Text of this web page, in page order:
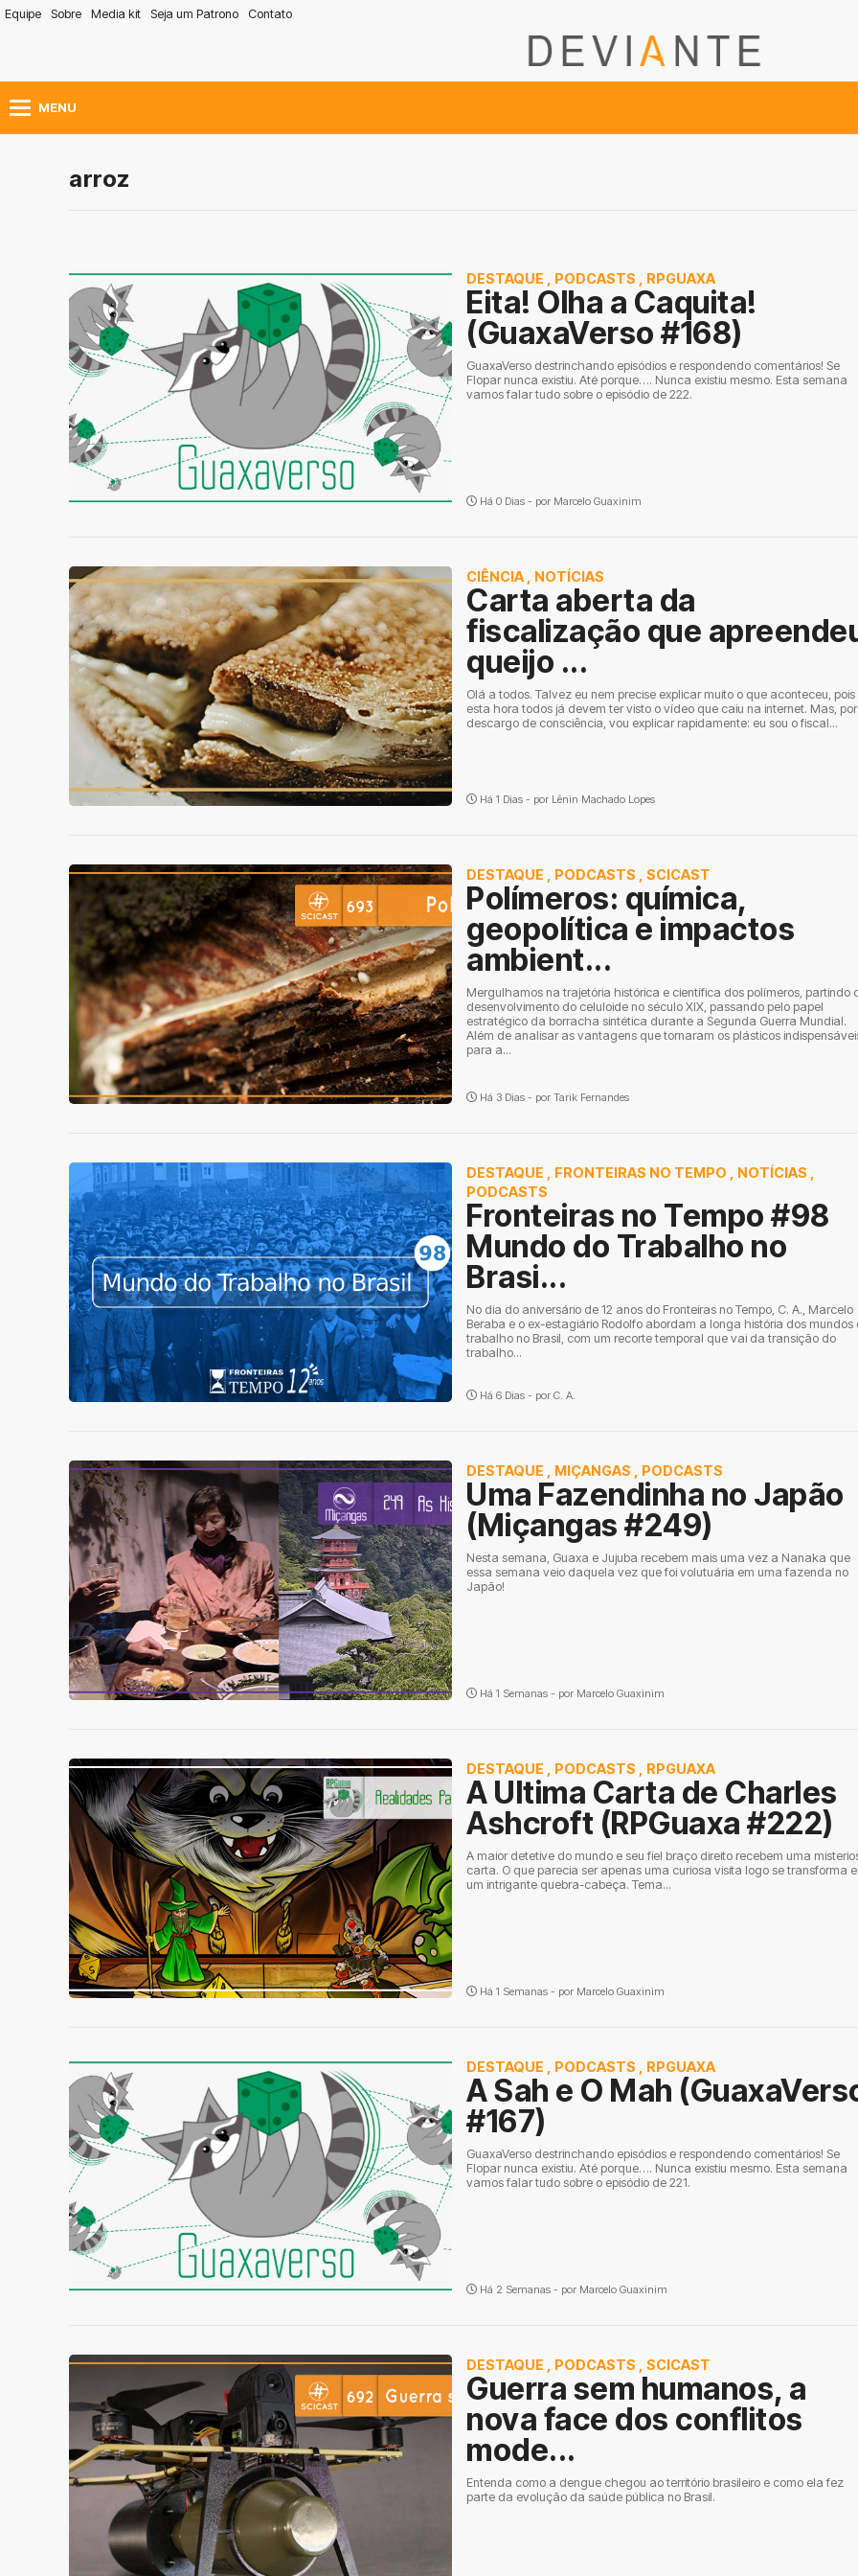
Equipe Sobre Media kit Seja um Patrono Contato
MENU
arroz
DESTAQUE PODCASTS RPGUAXA
Eita! Olha a Caquita!
(GuaxaVerso #168)
GuaxaVerso destrinchando episódios e respondendo comentários! Se
Flopar nunca existiu. Até porque…. Nunca existiu mesmo. Esta semana
vamos falar tudo sobre o episódio de 222.
Há 0 Dias - por Marcelo Guaxinim
CIÊNCIA NOTÍCIAS
Carta aberta da
fiscalização que
queijo ...
Olá a todos. Talvez eu nem precise explicar muito o que aconteceu, pois
esta hora todos já devem ter visto o vídeo que caiu na internet. Mas, por
descargo de consciência, vou explicar rapidamente: eu sou o fiscal...
Há 1 Dias - por Lênin Machado Lopes
DESTAQUE PODCASTS SCICAST
Polímeros: química,
geopolítica e impactos
ambient...
Mergulhamos na trajetória histórica e científica dos polímeros, partindo
desenvolvimento do celuloide no século XIX, passando pelo papel
estratégico da borracha sintética durante a Segunda Guerra Mundial.
Além de analisar as vantagens que tornaram os plásticos
para a...
Há 3 Dias - por Tarik Fernandes
DESTAQUE FRONTEIRAS NO TEMPO NOTÍCIAS
PODCASTS
Fronteiras no Tempo #98
Mundo do Trabalho no
Brasi...
No dia do aniversário de 12 anos do Fronteiras no Tempo, C. A., Marcelo
Beraba e o ex-estagiário Rodolfo abordam a longa história dos mundos
trabalho no Brasil, com um recorte temporal que vai da transição do
trabalho...
Há 6 Dias - por C. A.
DESTAQUE MIÇANGAS PODCASTS
Uma Fazendinha no Japão
(Miçangas #249)
Nesta semana, Guaxa e Jujuba recebem mais uma vez a Nanaka que
essa semana veio daquela vez que foi volutuária em uma fazenda no
Japão!
Há 1 Semanas - por Marcelo Guaxinim
DESTAQUE PODCASTS RPGUAXA
A Ultima Carta de Charles
Ashcroft (RPGuaxa #222)
A maior detetive do mundo e seu fiel braço direito recebem uma
carta. O que parecia ser apenas uma curiosa visita logo se transforma
um intrigante quebra-cabeça. Tema...
Há 1 Semanas - por Marcelo Guaxinim
DESTAQUE PODCASTS RPGUAXA
A Sah e O Mah
#167)
GuaxaVerso destrinchando episódios e respondendo comentários! Se
Flopar nunca existiu. Até porque…. Nunca existiu mesmo. Esta semana
vamos falar tudo sobre o episódio de 221.
Há 2 Semanas - por Marcelo Guaxinim
DESTAQUE PODCASTS SCICAST
Guerra sem humanos, a
nova face dos conflitos
mode...
Entenda como a dengue chegou ao território brasileiro e como ela fez
parte da evolução da saúde pública no Brasil.